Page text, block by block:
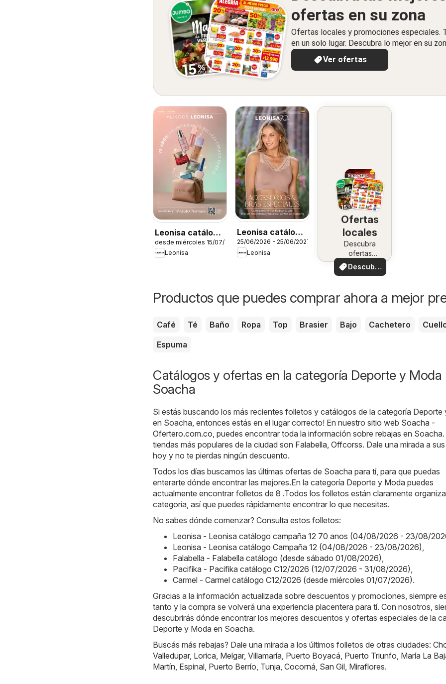
ofertas en su zona
Ofertas locales y promociones especiales.
en un solo lugar. Descubra lo mejor en su
Ver ofertas
Leonisa catálogo
aliados
desde miércoles 15/07/2026
Leonisa
Leonisa catálogo
Campaña 10
25/06/2026 - 25/06/2027
Leonisa
Ofertas
locales
Descubra
ofertas
especiales
Descubre
ofertas
Productos que puedes comprar ahora a mejor
Café Té Baño Ropa Top Brasier Bajo Cachetero
Espuma
Catálogos y ofertas en la categoría Deporte y Moda
Soacha
Si estás buscando los más recientes folletos y catálogos de la categoría Deporte
en Soacha, entonces estás en el lugar correcto! En nuestro sitio web Soacha -
Ofertero.com.co , puedes encontrar toda la información sobre rebajas en Soacha.
tiendas más populares de la ciudad son Falabella Offcorss. Dale una mirada a
hoy y no te pierdas ningún descuento.
Todos los días buscamos las últimas ofertas de Soacha para tí, para que puedas
enterarte dónde encontrar las mejores.En la categoría Deporte y Moda puedes
actualmente encontrar folletos de 8 .Todos los folletos están claramente
categoría, así que puedes rápidamente encontrar lo que necesitas.
No sabes dónde comenzar? Consulta estos folletos:
Leonisa - Leonisa catálogo campaña 12 70 anos (04/08/2026 - 23/08/
Leonisa - Leonisa catálogo Campaña 12 (04/08/2026 - 23/08/2026)
Falabella - Falabella catálogo (desde sábado 01/08/2026)
Pacifika - Pacifika catálogo C12/2026 (12/07/2026 - 31/08/2026)
Carmel - Carmel catálogo C12/2026 (desde miércoles 01/07/2026).
Gracias a la información actualizada sobre descuentos y promociones, siempre
tanto y la compra se volverá una experiencia placentera para tí. Con nosotros,
descubrirás dónde encontrar los mejores descuentos y ofertas especiales de la
Deporte y Moda en Soacha.
Buscás más rebajas? Dale una mirada a los últimos folletos de otras ciudades:
Valledupar, Lorica Melgar, Villamaría Puerto Boyacá Puerto Triunfo María La
Martín Espinal Puerto Berrío Tunja Cocorná San Gil Miraflores.